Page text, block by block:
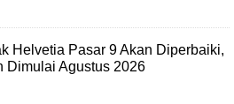
Helvetia Pasar 9 Akan Diperbaiki,
Dimulai Agustus 2026